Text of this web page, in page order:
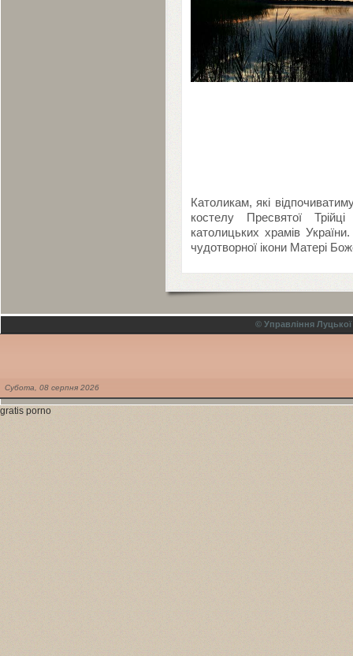
Католикам, які
костелу Пресвятої
католицьких храмів
чудотворної ікони Матері
© Управління Луцької
Субота, 08 серпня 2026
gratis porno